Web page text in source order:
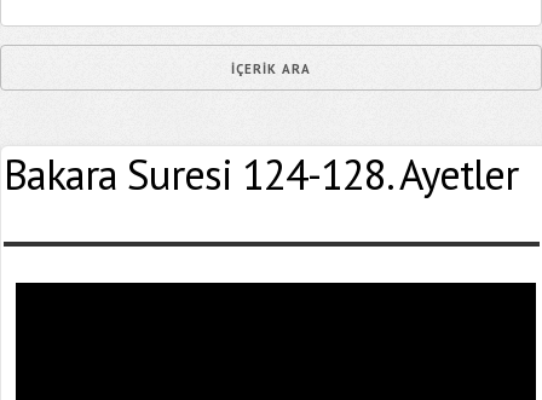
Bakara Suresi 124-128. Ayetler
Epostanız (*)
Yaşadığınız Hatanın Ayrıntıları